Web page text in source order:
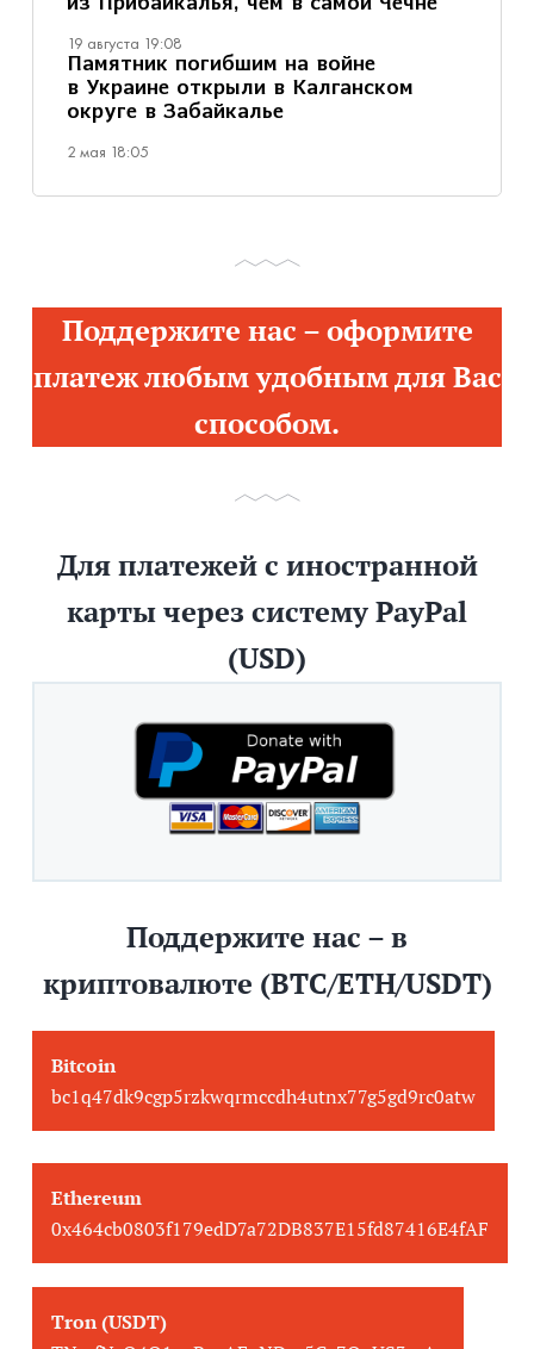
из Прибайкалья, чем в самой Чечне
19 августа 19:08
Памятник погибшим на войне
в Украине открыли в Калганском
округе в Забайкалье
2 мая 18:05
Поддержите нас – оформите
платеж любым удобным для Вас
способом.
Для платежей с иностранной
карты через систему PayPal
(USD)
Поддержите нас – в
криптовалюте (BTC/ETH/USDT)
Bitcoin
bc1q47dk9cgp5rzkwqrmccdh4utnx77g5gd9rc0atw
Ethereum
0x464cb0803f179edD7a72DB837E15fd87416E4fAF
Tron (USDT)